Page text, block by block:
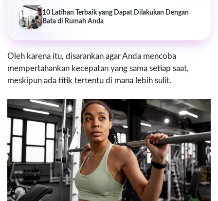
10 Latihan Terbaik yang Dapat Dilakukan Dengan
Bata di Rumah Anda
Oleh karena itu, disarankan agar Anda mencoba
mempertahankan kecepatan yang sama setiap saat,
meskipun ada titik tertentu di mana lebih sulit.